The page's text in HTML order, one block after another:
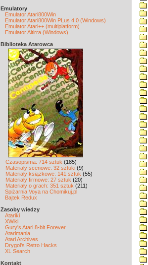
Emulatory
Emulator Atari800Win
Emulator Atari800Win PLus 4.0 (Windows)
Emulator Atari++ (multiplatform)
Emulator Altirra (Windows)
Biblioteka Atarowca
Czasopisma: 714 sztuk (185)
Materiały scenowe: 32 sztuki (9)
Materiały książkowe: 141 sztuk (55)
Materiały firmowe: 27 sztuk (20)
Materiały o grach: 351 sztuk (211)
Spiżarnia Voya na Chomikuj.pl
Bajtek Redux
Zasoby wiedzy
Atariki
XWiki
Gury's Atari 8-bit Forever
Atarimania
Atari Archives
Drygol's Retro Hacks
XL Search
Kontakt